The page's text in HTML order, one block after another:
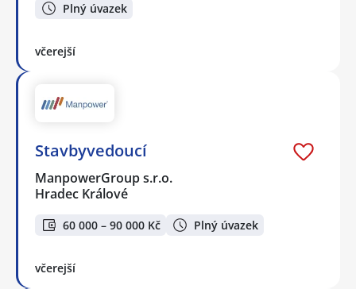
Plný úvazek
včerejší
Stavbyvedoucí
ManpowerGroup s.r.o.
Hradec Králové
60 000 – 90 000 Kč Plný úvazek
včerejší